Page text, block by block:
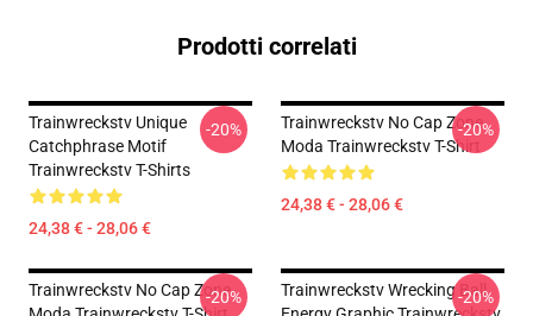
Prodotti correlati
Trainwreckstv Unique
Catchphrase Motif
Trainwreckstv T-Shirts
24,38 € - 28,06 €
-20%
Trainwreckstv No Cap Zone
Moda Trainwreckstv T-Shirt
24,38 € - 28,06 €
-20%
Trainwreckstv No Cap Zone
-20%
Trainwreckstv Wrecking Ball
-20%